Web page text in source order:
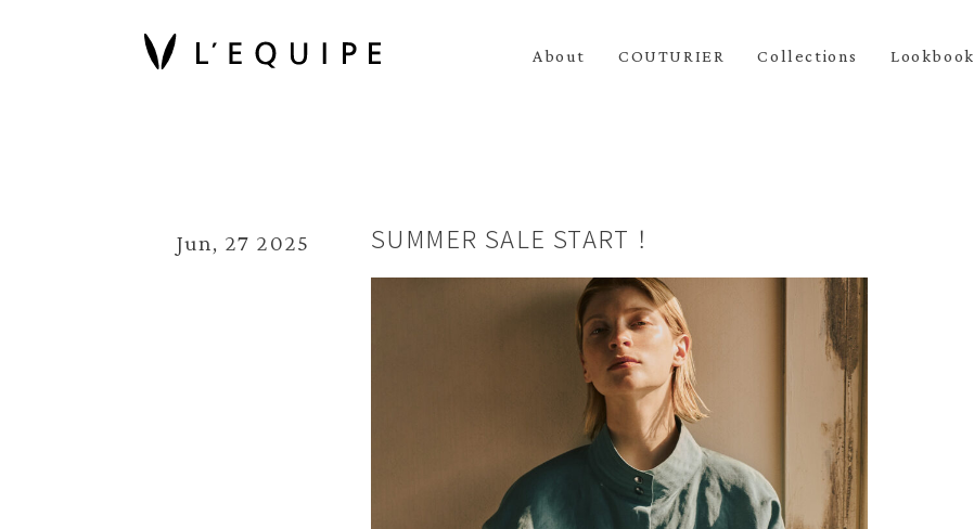
About COUTURIER Collections Lookbook
Jun, 27 2025 SUMMER SALE START！